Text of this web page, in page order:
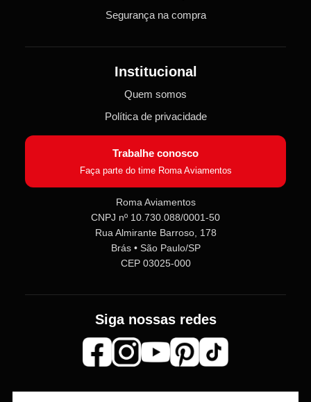
Online agora
Aviamentos!
dúvidas sobre pedidos e produtos,
ou entre no nossoGrupo VIP
receba em primeira mão
promoções, lançamentos e
Segurança na compra
Institucional
Quem somos
Política de privacidade
Trabalhe conosco
Faça parte do time Roma Aviamentos
Roma Aviamentos
CNPJ nº 10.730.088/0001-50
Rua Almirante Barroso, 178
Brás • São Paulo/SP
CEP 03025-000
Siga nossas redes